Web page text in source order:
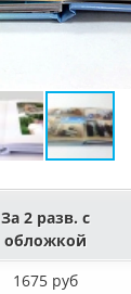
За 2 разв. с
обложкой
1675 руб